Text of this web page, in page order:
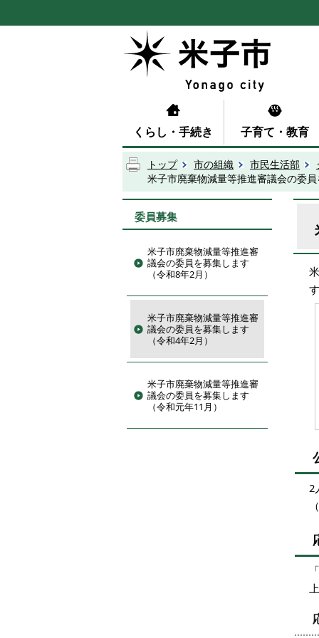
くらし・手続き 子育て・教育
トップ 市の組織 市民生活部
米子市廃棄物減量等推進審議会の委
委員募集
米子市廃棄物減量等推進審
議会の委員を募集します
（令和8年2月）
米子市廃棄物減量等推進審
議会の委員を募集します
（令和4年2月）
米子市廃棄物減量等推進審
議会の委員を募集します
（令和元年11月）
2